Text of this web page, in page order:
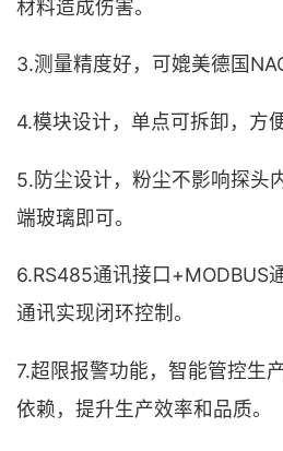
材料造成伤害。
3.测量精度好，可媲美德国
4.模块设计，单点可拆卸，方
5.防尘设计，粉尘不影响探头
端玻璃即可。
6.RS485通讯接口+MODBUS
通讯实现闭环控制。
7.超限报警功能，智能管控生
依赖，提升生产效率和品质。